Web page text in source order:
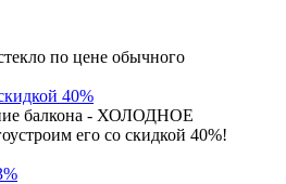
по цене обычного
40%
балкона - ХОЛОДНОЕ
его со скидкой 40%!